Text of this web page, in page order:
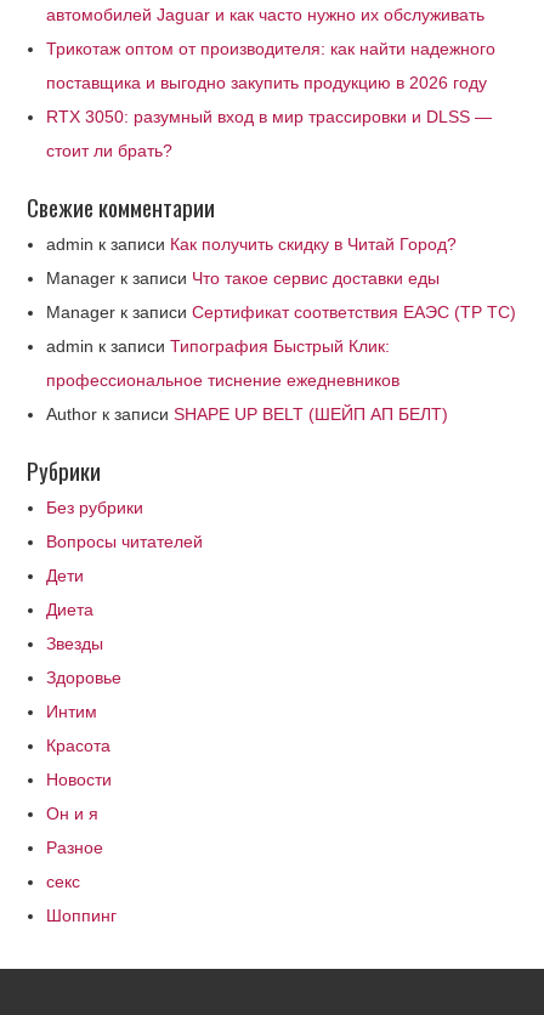
автомобилей Jaguar и как часто нужно их обслуживать
Трикотаж оптом от производителя: как найти надежного
поставщика и выгодно закупить продукцию в 2026 году
RTX 3050: разумный вход в мир трассировки и DLSS —
стоит ли брать?
Свежие комментарии
admin к записи Как получить скидку в Читай Город?
Manager к записи Что такое сервис доставки еды
Manager к записиСертификат соответствия ЕАЭС (ТР ТС)
admin к записиТипография Быстрый Клик:
профессиональное тиснение ежедневников
Author к записиSHAPE UP BELT (ШЕЙП АП БЕЛТ)
Рубрики
Без рубрики
Вопросы читателей
Дети
Диета
Звезды
Здоровье
Интим
Красота
Новости
Он и я
Разное
секс
Шоппинг